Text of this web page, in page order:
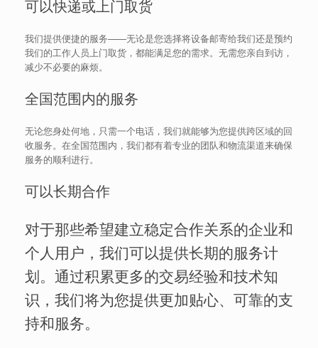
可以快递或上门取货
我们提供便捷的服务——无论是您选择将设备邮寄给我们还是预约
我们的工作人员上门取货，都能满足您的需求。无需您亲自到访，
减少不必要的麻烦。
全国范围内的服务
无论您身处何地，只需一个电话，我们就能够为您提供跨区域的回
收服务。在全国范围内，我们都有着专业的团队和物流渠道来确保
服务的顺利进行。
可以长期合作
对于那些希望建立稳定合作关系的企业和
个人用户，我们可以提供长期的服务计
划。通过积累更多的交易经验和技术知
识，我们将为您提供更加贴心、可靠的支
持和服务。